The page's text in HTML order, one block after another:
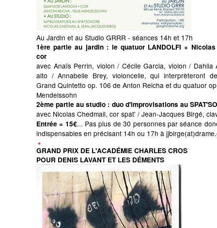
Au Jardin et au Studio GRRR - séances 14h et 17h
1ère partie au jardin: le quatuor LANDOLFI + Nicolas
cor
avec Anaïs Perrin, violon / Cécile Garcia, violon / Dahlia
alto / Annabelle Brey, violoncelle, qui interprèteront
Grand Quintetto op. 106 de Anton Reicha et du quatuor
Mendelssohn
2ème partie au studio : duo d'improvisations au
avec Nicolas Chedmail, cor spat' / Jean-Jacques Birgé,
Entrée = 15€... Pas plus de 30 personnes par séance
indispensables en précisant 14h ou 17h à
GRAND PRIX DE L'ACADÉMIE CHARLES CROS
POUR DENIS LAVANT ET LES DÉMENTS